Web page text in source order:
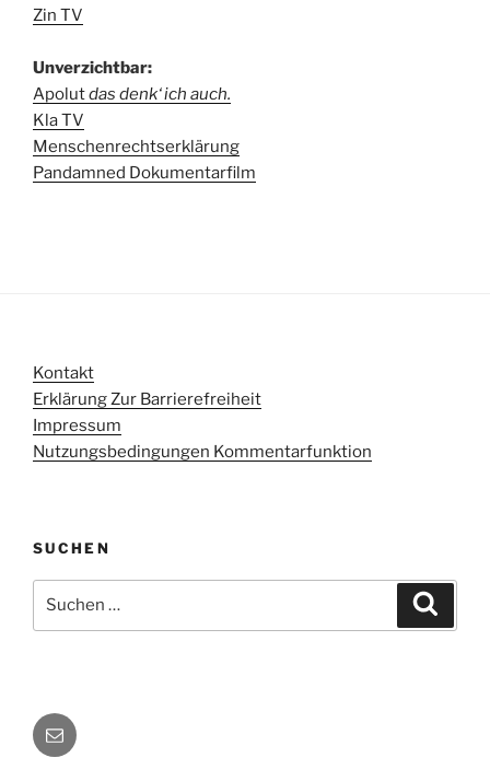
Zin TV
Unverzichtbar:
Apolutdas denk‘ ich auch.
Kla TV
Menschenrechtserklärung
Pandamned Dokumentarfilm
Kontakt
Erklärung Zur Barrierefreiheit
Impressum
Nutzungsbedingungen Kommentarfunktion
SUCHEN
nach:
E-
Mail